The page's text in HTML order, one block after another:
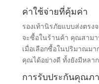
ได้ผลิตภัณฑ์ที่ตรงตามคว
คุ้มค่า รับรองว่าคุณจะได้
งานในหลากหลายสาขา
รองเท้าเซฟตี้แบบส่งตรง
ยิ่งขึ้น ทั้งยังง่ายต่อการสั่
ปัตตานี
ค่าใช้จ่ายที่คุ้มค่า